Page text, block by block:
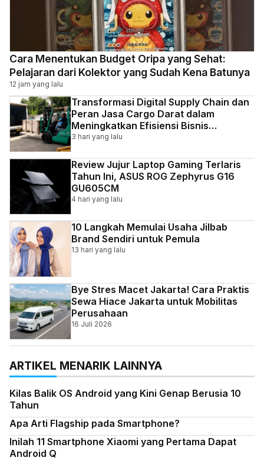
Cara Menentukan Budget Oripa yang Sehat:
Pelajaran dari Kolektor yang Sudah Kena Batunya
12 jam yang lalu
Transformasi Digital Supply Chain dan
Peran Jasa Cargo Darat dalam
Meningkatkan Efisiensi Bisnis
Indonesia
3 hari yang lalu
Review Jujur Laptop Gaming Terlaris
Tahun Ini, ASUS ROG Zephyrus G16
GU605CM
4 hari yang lalu
10 Langkah Memulai Usaha Jilbab
Brand Sendiri untuk Pemula
13 hari yang lalu
Bye Stres Macet Jakarta! Cara Praktis
Sewa Hiace Jakarta untuk Mobilitas
Perusahaan
16 Juli 2026
ARTIKEL MENARIK LAINNYA
Kilas Balik OS Android yang Kini Genap Berusia 10
Tahun
Apa Arti Flagship pada Smartphone?
Inilah 11 Smartphone Xiaomi yang Pertama Dapat
Android Q